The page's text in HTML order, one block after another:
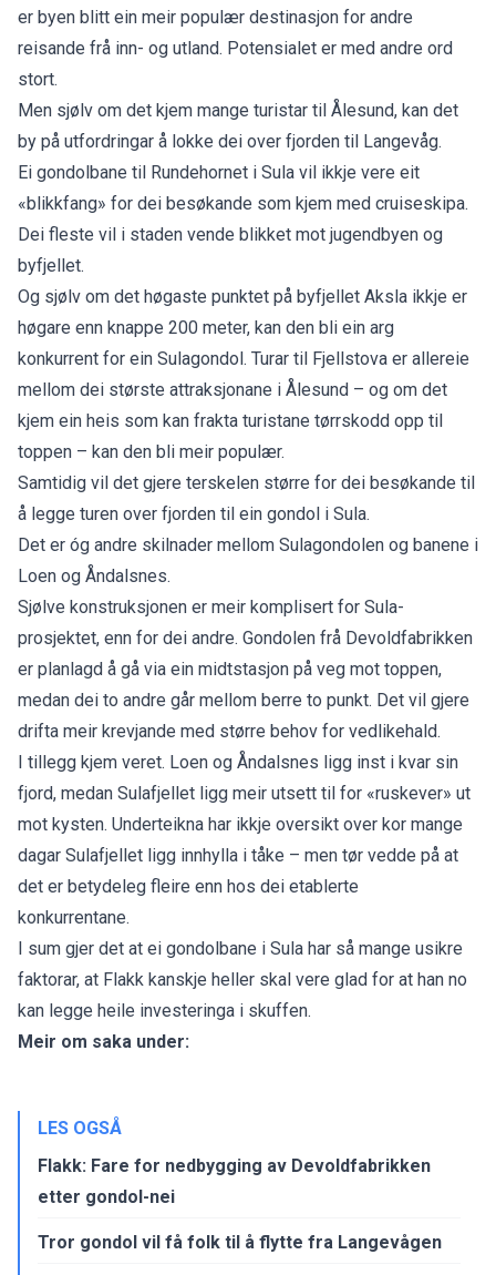
er byen blitt ein meir populær destinasjon for andre
reisande frå inn- og utland. Potensialet er med andre ord
stort.
Men sjølv om det kjem mange turistar til Ålesund, kan det
by på utfordringar å lokke dei over fjorden til Langevåg.
Ei gondolbane til Rundehornet i Sula vil ikkje vere eit
«blikkfang» for dei besøkande som kjem med cruiseskipa.
Dei fleste vil i staden vende blikket mot jugendbyen og
byfjellet.
Og sjølv om det høgaste punktet på byfjellet Aksla ikkje er
høgare enn knappe 200 meter, kan den bli ein arg
konkurrent for ein Sulagondol. Turar til Fjellstova er allereie
mellom dei største attraksjonane i Ålesund – og om det
kjem ein heis som kan frakta turistane tørrskodd opp til
toppen – kan den bli meir populær.
Samtidig vil det gjere terskelen større for dei besøkande til
å legge turen over fjorden til ein gondol i Sula.
Det er óg andre skilnader mellom Sulagondolen og banene i
Loen og Åndalsnes.
Sjølve konstruksjonen er meir komplisert for Sula-
prosjektet, enn for dei andre. Gondolen frå Devoldfabrikken
er planlagd å gå via ein midtstasjon på veg mot toppen,
medan dei to andre går mellom berre to punkt. Det vil gjere
drifta meir krevjande med større behov for vedlikehald.
I tillegg kjem veret. Loen og Åndalsnes ligg inst i kvar sin
fjord, medan Sulafjellet ligg meir utsett til for «ruskever» ut
mot kysten. Underteikna har ikkje oversikt over kor mange
dagar Sulafjellet ligg innhylla i tåke – men tør vedde på at
det er betydeleg fleire enn hos dei etablerte
konkurrentane.
I sum gjer det at ei gondolbane i Sula har så mange usikre
faktorar, at Flakk kanskje heller skal vere glad for at han no
kan legge heile investeringa i skuffen.
Meir om saka under:
LES OGSÅ
Flakk: Fare for nedbygging av Devoldfabrikken
etter gondol-nei
Tror gondol vil få folk til å flytte fra Langevågen